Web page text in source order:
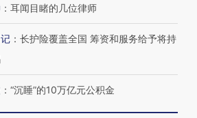
： 耳闻目睹的几位律师
： 长护险覆盖全国 筹资和服务给予将持
： “沉睡”的10万亿元公积金